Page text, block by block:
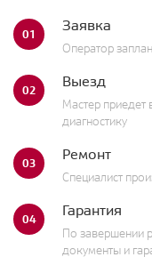
01 Заявка
Оператор
02 Выезд
Мастер приедет
диагностику
03 Ремонт
Специалист
04 Гарантия
По завершении
документы и